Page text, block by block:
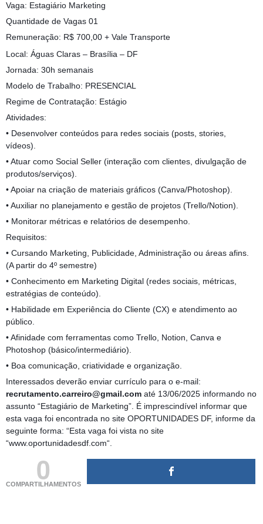
Vaga: Estagiário Marketing
Quantidade de Vagas 01
Remuneração: R$ 700,00 + Vale Transporte
Local: Águas Claras – Brasília – DF
Jornada: 30h semanais
Modelo de Trabalho: PRESENCIAL
Regime de Contratação: Estágio
Atividades:
• Desenvolver conteúdos para redes sociais (posts, stories,
vídeos).
• Atuar como Social Seller (interação com clientes, divulgação de
produtos/serviços).
• Apoiar na criação de materiais gráficos (Canva/Photoshop).
• Auxiliar no planejamento e gestão de projetos (Trello/Notion).
• Monitorar métricas e relatórios de desempenho.
Requisitos:
• Cursando Marketing, Publicidade, Administração ou áreas afins.
(A partir do 4º semestre)
• Conhecimento em Marketing Digital (redes sociais, métricas,
estratégias de conteúdo).
• Habilidade em Experiência do Cliente (CX) e atendimento ao
público.
• Afinidade com ferramentas como Trello, Notion, Canva e
Photoshop (básico/intermediário).
• Boa comunicação, criatividade e organização.
Interessados deverão enviar currículo para o e-mail:
recrutamento.carreiro@gmail.com até 13/06/2025 informando no
assunto “Estagiário de Marketing”. É imprescindível informar que
esta vaga foi encontrada no site OPORTUNIDADES DF, informe da
seguinte forma: “Esta vaga foi vista no site
“www.oportunidadesdf.com“.
0
COMPARTILHAMENTOS